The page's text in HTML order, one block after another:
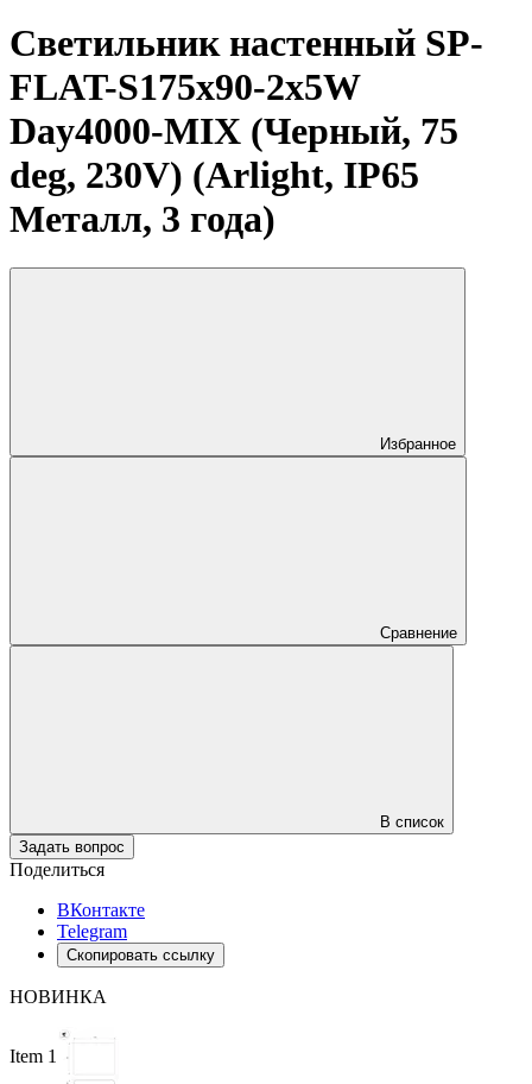
Светильник настенный SP-
FLAT-S175x90-2x5W
Day4000-MIX (Черный, 75
deg, 230V) (Arlight, IP65
Металл, 3 года)
Избранное
Сравнение
В список
Задать вопрос
Поделиться
ВКонтакте
Telegram
Скопировать ссылку
НОВИНКА
Item 1 of 2